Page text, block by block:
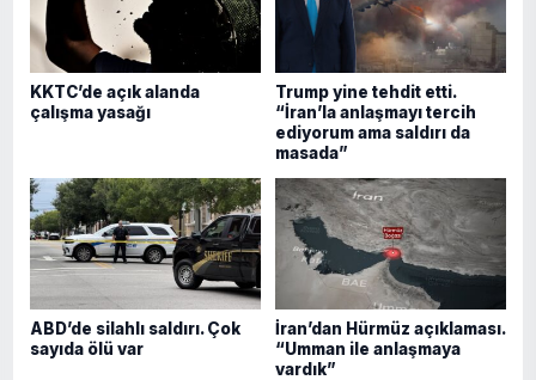
KKTC’de açık alanda
çalışma yasağı
Trump yine tehdit etti.
“İran’la anlaşmayı tercih
ediyorum ama saldırı da
masada”
ABD’de silahlı saldırı. Çok
sayıda ölü var
İran’dan Hürmüz açıklaması.
“Umman ile anlaşmaya
vardık”